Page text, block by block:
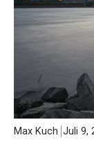
Max Kuch Juli 9,